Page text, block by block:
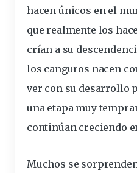
hacen únicos en el
que realmente los
crían a su
los canguros nacen
ver con su desarrollo
una etapa muy
continúan creciendo
Muchos se